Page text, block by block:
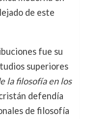
de este
fue su
superiores
la filosofía en los
defendía
de filosofía